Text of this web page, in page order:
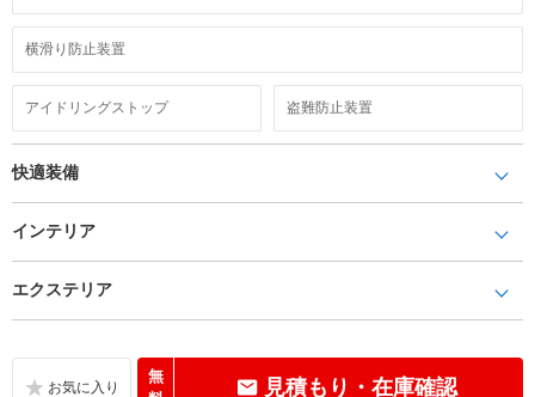
横滑り防止装置
アイドリングストップ 盗難防止装置
快適装備
インテリア
エクステリア
無
見積もり・在庫確認